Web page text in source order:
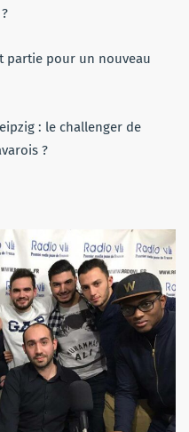
partie pour un nouveau
: le challenger de
?